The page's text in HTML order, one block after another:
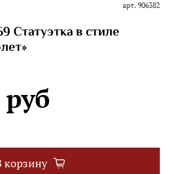
арт. 906382
Статуэтка в стиле
корзину